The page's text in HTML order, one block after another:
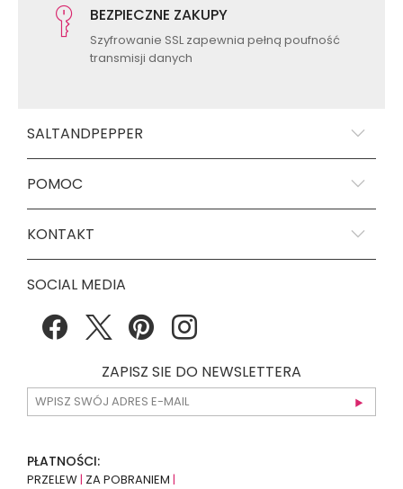
BEZPIECZNE ZAKUPY
Szyfrowanie SSL zapewnia pełną poufność
transmisji danych
SALTANDPEPPER
POMOC
KONTAKT
SOCIAL MEDIA
ZAPISZ SIE DO NEWSLETTERA
PŁATNOŚCI:
PRZELEW | ZA POBRANIEM |